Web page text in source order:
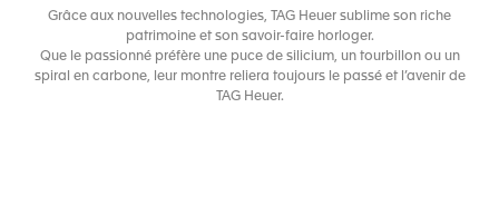
Grâce aux nouvelles technologies, TAG Heuer sublime son riche
patrimoine et son savoir-faire horloger.
Que le passionné préfère une puce de silicium, un tourbillon ou un
spiral en carbone, leur montre reliera toujours le passé et l’avenir de
TAG Heuer.